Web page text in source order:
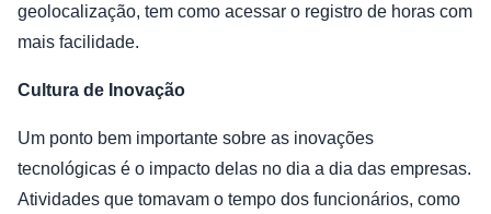
geolocalização, tem como acessar o registro de horas com
mais facilidade.
Cultura de Inovação
Um ponto bem importante sobre as inovações
tecnológicas é o impacto delas no dia a dia das empresas.
Atividades que tomavam o tempo dos funcionários, como